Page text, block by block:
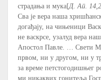
страдања и мука[Д. Ап.
Сва је вера наша
догађају, на чињеници
не васкрсе, узалуд вера
Апостол Павле. … Свети
првом, ни у другом, ни у
за време петстогодишњег
ми никаквих гонитеља